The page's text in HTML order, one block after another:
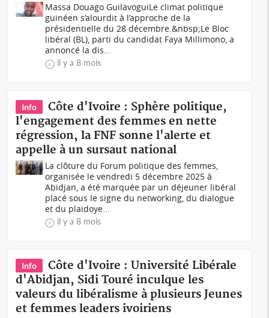
Massa Douago GuilavoguiLe climat politique
guinéen s’alourdit à l’approche de la
présidentielle du 28 décembre.&nbsp;Le Bloc
libéral (BL), parti du candidat Faya Millimono, a
annoncé la dis...
il y a 8 mois
Info
Côte d'Ivoire : Sphère politique,
l'engagement des femmes en nette
régression, la FNF sonne l'alerte et
appelle à un sursaut national
La clôture du Forum politique des femmes,
organisée le vendredi 5 décembre 2025 à
Abidjan, a été marquée par un déjeuner libéral
placé sous le signe du networking, du dialogue
et du plaidoye...
il y a 8 mois
Info
Côte d'Ivoire : Université Libérale
d'Abidjan, Sidi Touré inculque les
valeurs du libéralisme à plusieurs Jeunes
et femmes leaders ivoiriens